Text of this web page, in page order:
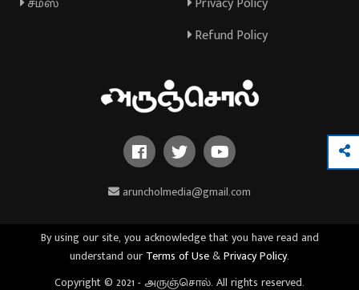
Refund Policy
aruncholmedia@gmail.com
By using our site, you acknowledge that you have read and
understand our Terms of Use&Privacy Policy.
Copyright © 2021 - அருஞ்சொல். All rights reserved.